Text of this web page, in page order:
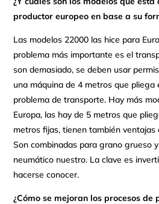
productor europeo en base a su
Las modelos 22000 las hice para
problema más importante es el
son demasiado, se deben usar
una máquina de 4 metros que pliega
problema de transporte. Hay más
Europa, las hay de 5 metros que
metros fijas, tienen también ventajas
Son combinadas para grano grueso
neumático nuestro. La clave es
hacerse conocer.
¿Cómo se mejoran los procesos